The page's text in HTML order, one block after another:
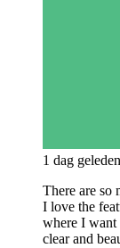
1 dag geleden
There are so
I love the
where I want
clear and